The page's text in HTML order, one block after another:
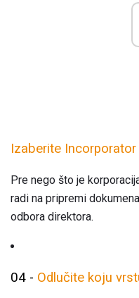
Izaberite
Pre nego što je
radi na pripremi
odbora direktora.
04 - Odlučite koju